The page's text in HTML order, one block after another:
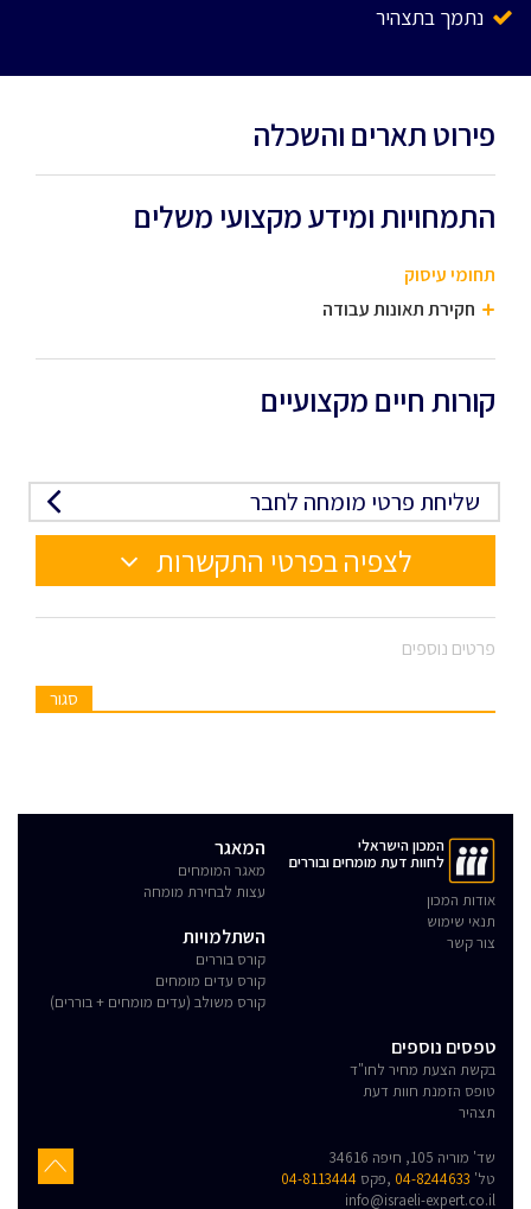
נתמך בתצהיר
פירוט תארים והשכלה
התמחויות ומידע מקצועי משלים
תחומי עיסוק
חקירת תאונות עבודה
קורות חיים מקצועיים
שליחת פרטי מומחה לחבר
לצפיה בפרטי התקשרות
פרטים נוספים
סגור
המכון הישראלי
לחוות דעת מומחים ובוררים
אודות המכון
תנאי שימוש
צור קשר
המאגר
מאגר המומחים
עצות לבחירת מומחה
השתלמויות
קורס בוררים
קורס עדים מומחים
קורס משולב (עדים מומחים + בוררים)
טפסים נוספים
בקשת הצעת מחיר לחו"ד
טופס הזמנת חוות דעת
תצהיר
שד' מוריה 105, חיפה 34616
טל' 04-8244633 ,פקס 04-8113444
info@israeli-expert.co.il